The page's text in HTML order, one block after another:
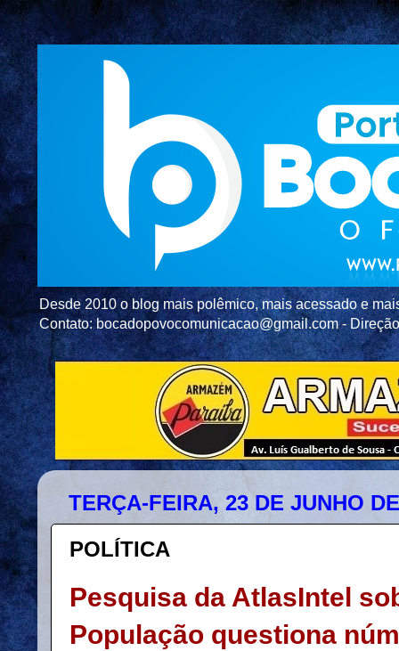
Desde 2010 o blog mais polêmico, mais acessado e
Contato: bocadopovocomunicacao@gmail.com -
TERÇA-FEIRA, 23 DE JUNHO
POLÍTICA
Pesquisa da AtlasIntel
População questiona